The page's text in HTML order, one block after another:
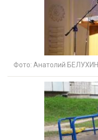
Фото: Анатолий БЕЛУХИН